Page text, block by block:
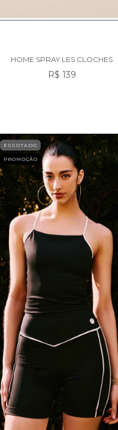
HOME SPRAY LES CLOCHES
R$ 139
ESGOTADO
PROMOÇÃO